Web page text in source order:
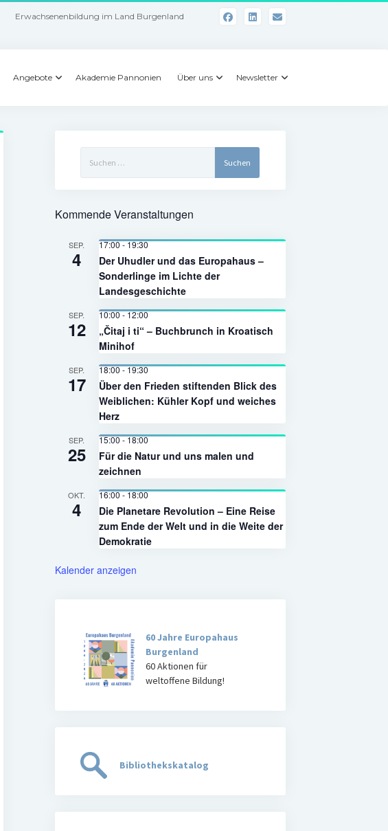
Erwachsenenbildung im Land Burgenland
Angebote Akademie Pannonien Über uns Newsletter
nach:
Kommende Veranstaltungen
SEP.
4
17:00-19:30
Der Uhudler und das Europahaus –
Sonderlinge im Lichte der
Landesgeschichte
SEP.
12
10:00-12:00
„Čitaj i ti“ – Buchbrunch in Kroatisch
Minihof
SEP.
17
18:00-19:30
Über den Frieden stiftenden Blick des
Weiblichen: Kühler Kopf und weiches
Herz
SEP.
25
15:00-18:00
Für die Natur und uns malen und
zeichnen
OKT.
4
16:00-18:00
Die Planetare Revolution – Eine Reise
zum Ende der Welt und in die Weite der
Demokratie
Kalender anzeigen
60 Jahre Europahaus
Burgenland
60 Aktionen für
weltoffene Bildung!
Bibliothekskatalog